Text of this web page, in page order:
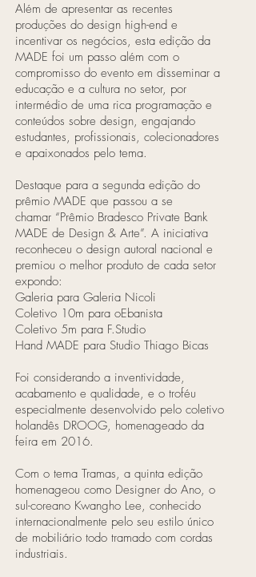
Além de apresentar as recentes
produções do design high-end e
incentivar os negócios, esta edição da
MADE foi um passo além com o
compromisso do evento em disseminar a
educação e a cultura no setor, por
intermédio de uma rica programação e
conteúdos sobre design, engajando
estudantes, profissionais, colecionadores
e apaixonados pelo tema.
Destaque para a segunda edição do
prêmio MADE que passou a se
chamar “Prêmio Bradesco Private Bank
MADE de Design & Arte”. A iniciativa
reconheceu o design autoral nacional e
premiou o melhor produto de cada setor
expondo:
Galeria para Galeria Nicoli
Coletivo 10m para oEbanista
Coletivo 5m para F.Studio
Hand MADE para Studio Thiago Bicas
Foi considerando a inventividade,
acabamento e qualidade, e o troféu
especialmente desenvolvido pelo coletivo
holandês DROOG, homenageado da
feira em 2016.
Com o tema Tramas, a quinta edição
homenageou como Designer do Ano, o
sul-coreano Kwangho Lee, conhecido
internacionalmente pelo seu estilo único
de mobiliário todo tramado com cordas
industriais.